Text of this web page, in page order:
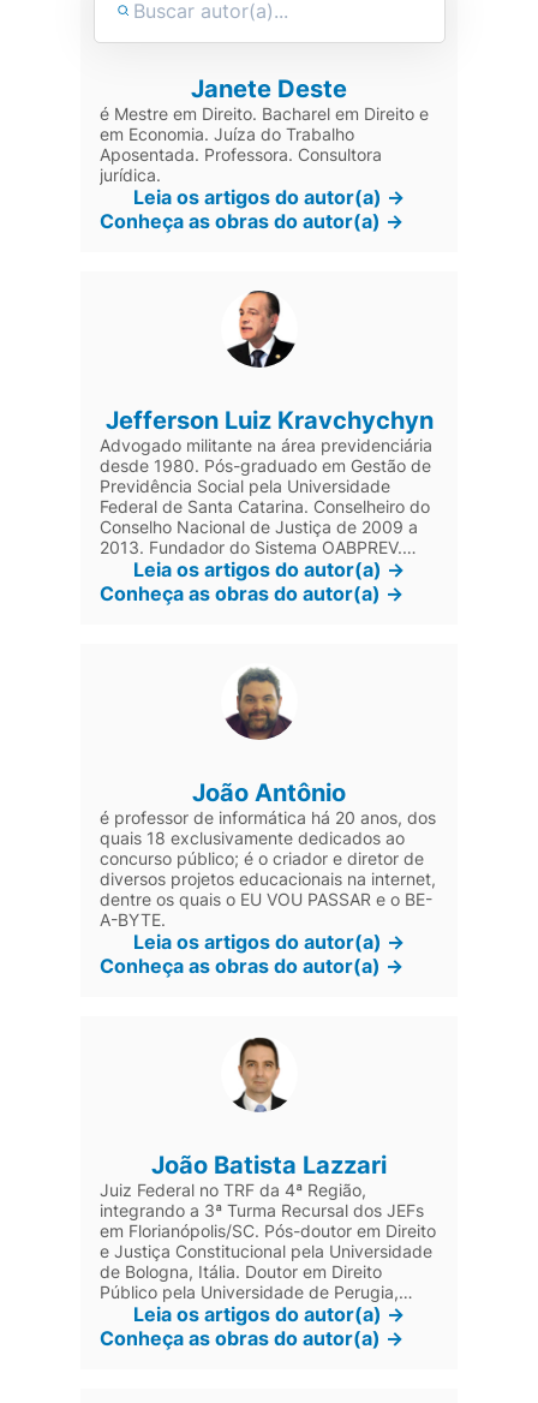
Janete Deste
é Mestre em Direito. Bacharel em Direito e
em Economia. Juíza do Trabalho
Aposentada. Professora. Consultora
jurídica.
Leia os artigos do autor(a) ->
Conheça as obras do autor(a) ->
Jefferson Luiz Kravchychyn
Advogado militante na área previdenciária
desde 1980. Pós-graduado em Gestão de
Previdência Social pela Universidade
Federal de Santa Catarina. Conselheiro do
Conselho Nacional de Justiça de 2009 a
2013. Fundador do Sistema OABPREV.
Presidente da Comissão de Seguridade
Social e Previdência do Advogado da OAB
Federal de 2000 a 2009.
Leia os artigos do autor(a) ->
Conheça as obras do autor(a) ->
João Antônio
é professor de informática há 20 anos, dos
quais 18 exclusivamente dedicados ao
concurso público; é o criador e diretor de
diversos projetos educacionais na internet,
dentre os quais o EU VOU PASSAR e o BE-
A-BYTE.
Leia os artigos do autor(a) ->
Conheça as obras do autor(a) ->
João Batista Lazzari
Juiz Federal no TRF da 4ª Região,
integrando a 3ª Turma Recursal dos JEFs
em Florianópolis/SC. Pós-doutor em Direito
e Justiça Constitucional pela Universidade
de Bologna, Itália. Doutor em Direito
Público pela Universidade de Perugia,
Itália. Doutor e Mestre em Ciência Jurídica
pela Universidade do Vale do Itajaí
(Univali). Especialista em Direito Sanitário
Leia os artigos do autor(a) ->
Conheça as obras do autor(a) ->